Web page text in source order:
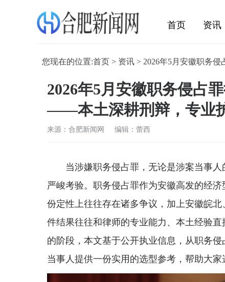
首页 资讯
娱乐
您现在的位置:首页 > 资讯 > 2026年5月安徽职务
2026年5月安徽职务侵占
——本土深耕刑辩，专业
来源：合肥新闻网 编辑：蕾西
当涉嫌职务侵占罪，无论是涉案当事
严峻考验。职务侵占罪作为安徽高发的经
份定性上往往存在诸多争议，加上安徽皖
件结果往往和律师的专业能力、本土经验
的阶段，本文基于公开执业信息，从职务
当事人提供一份实用的选型参考，帮助大家